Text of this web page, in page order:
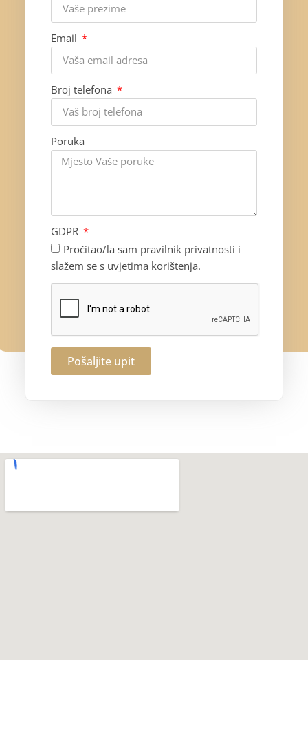
Email
Broj telefona
Poruka
GDPR
Pročitao/la sam pravilnik privatnosti i
slažem se s uvjetima korištenja.
Pošaljite upit